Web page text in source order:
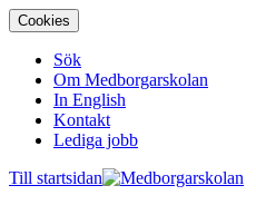
Cookies
Sök
Om Medborgarskolan
In English
Kontakt
Lediga jobb
Till startsidan